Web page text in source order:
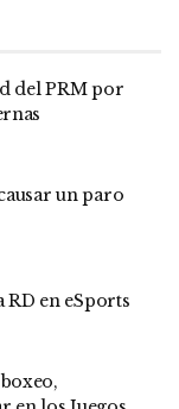
del PRM por
un paro
en eSports